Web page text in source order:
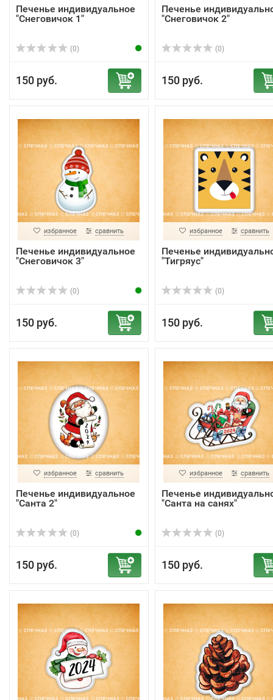
Печенье индивидуальное
"Снеговичок 1"
(0)
150 руб.
Печенье
"Снеговичок 2"
(0)
150 руб.
избранное сравнить
Печенье индивидуальное
"Снеговичок 3"
(0)
150 руб.
избранное сравнить
Печенье
"Тигряус"
(0)
150 руб.
избранное сравнить
Печенье индивидуальное
"Санта 2"
(0)
150 руб.
избранное сравнить
Печенье
"Санта на санях"
(0)
150 руб.